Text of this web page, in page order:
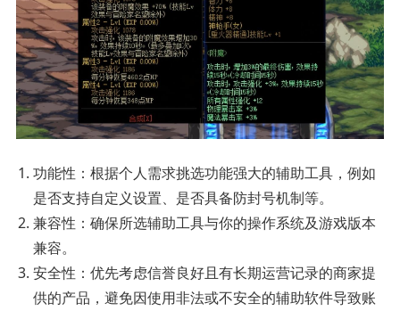
功能性：根据个人需求挑选功能强大的辅助工具，例如
是否支持自定义设置、是否具备防封号机制等。
兼容性：确保所选辅助工具与你的操作系统及游戏版本
兼容。
安全性：优先考虑信誉良好且有长期运营记录的商家提
供的产品，避免因使用非法或不安全的辅助软件导致账